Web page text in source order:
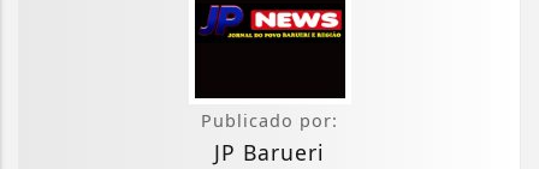
Publicado por:
JP Barueri